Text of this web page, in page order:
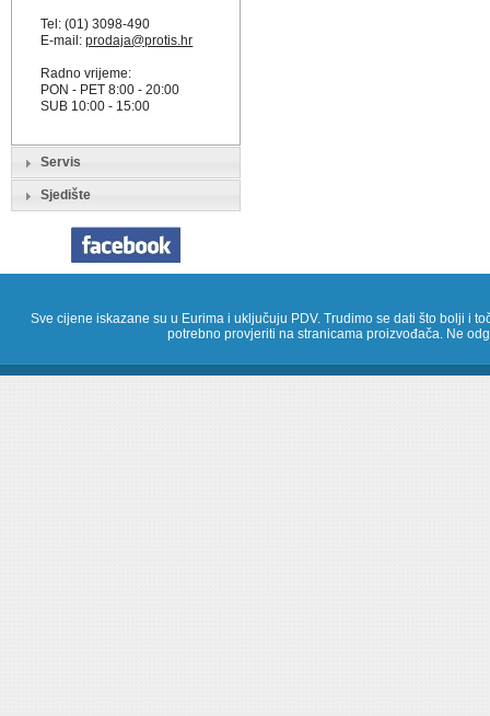
Tel: (01) 3098-490
E-mail:prodaja@protis.hr
Radno vrijeme:
PON - PET 8:00 - 20:00
SUB 10:00 - 15:00
Servis
Sjedište
Sve cijene iskazane su u Eurima i uključuju PDV. Trudimo se dati što bolji i
potrebno provjeriti na stranicama proizvođača. Ne